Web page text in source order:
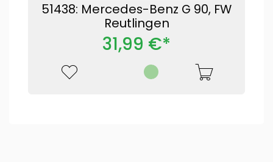
51438: Mercedes-Benz G 90, FW
Reutlingen
31,99 €*